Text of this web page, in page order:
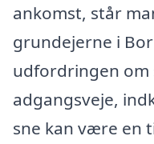
ankomst, står
grundejerne i
udfordringen om
adgangsveje,
sne kan være en